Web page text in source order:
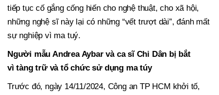
tiếp tục cố gắng cống hiến cho nghệ thuật, cho xã hội,
những nghệ sĩ này lại có những “vết trượt dài”, đánh mất
sự nghiệp vì ma tuý.
Người mẫu Andrea Aybar và ca sĩ Chi Dân bị bắt
vì tàng trữ và tổ chức sử dụng ma túy
Trước đó, ngày 14/11/2024, Công an TP HCM khởi tố,